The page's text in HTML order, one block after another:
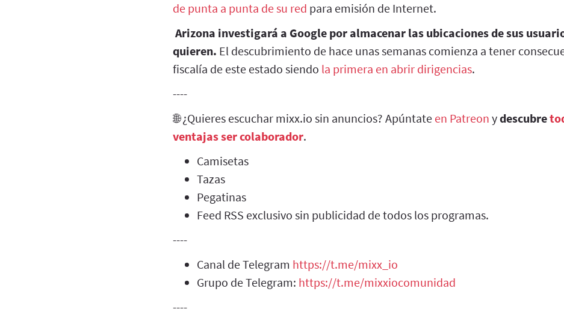
de punta a punta de su red para emisión de Internet.
Arizona investigará a Google por almacenar las ubicaciones de sus
quieren. El descubrimiento de hace unas semanas comienza a tener
fiscalía de este estado siendo la primera en abrir dirigencias.
----
🌐 ¿Quieres escuchar mixx.io sin anuncios? Apúntate en Patreon ydescubre
ventajas ser colaborador.
Camisetas
Tazas
Pegatinas
Feed RSS exclusivo sin publicidad de todos los programas.
----
Canal de Telegram https://t.me/mixx_io
Grupo de Telegram: https://t.me/mixxiocomunidad
----